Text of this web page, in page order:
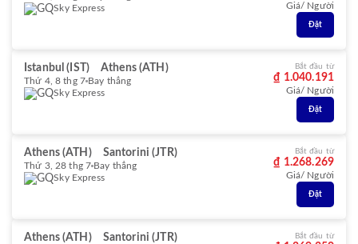
Sky Express
Giá/ Người
Đặt
Istanbul (IST) Athens (ATH)
Thứ 4, 8 thg 7 Bay thẳng
Sky Express
Bắt đầu từ
₫ 1.040.191
Giá/ Người
Đặt
Athens (ATH) Santorini (JTR)
Thứ 3, 28 thg 7 Bay thẳng
Sky Express
Bắt đầu từ
₫ 1.268.269
Giá/ Người
Đặt
Athens (ATH) Santorini (JTR) Bắt đầu từ